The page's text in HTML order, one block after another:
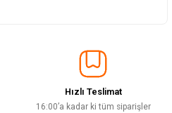
Hızlı Teslimat
16:00’a kadar ki tüm siparişler